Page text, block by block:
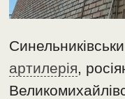
артилерія,